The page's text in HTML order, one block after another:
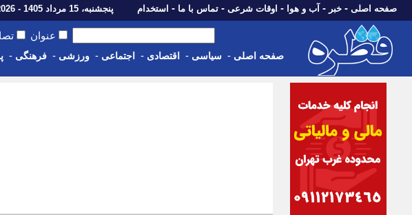
صفحه اصلی - خبر - آب و هوا - اوقات شرعی - تماس با ما - استخدام پنجشنبه، 15 مرداد 1405 - Thu, 06th Aug 2026
عنوان
صفحه اصلی - سیاسی - اقتصادی - اجتماعی - ورزشی - فرهنگی -